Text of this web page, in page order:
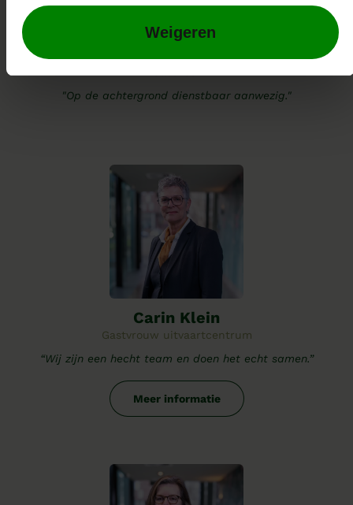
Weigeren
Armand Dek
"Op de achtergrond dienstbaar aanwezig."
Carin Klein
Gastvrouw uitvaartcentrum
“Wij zijn een hecht team en doen het echt samen.”
Meer informatie